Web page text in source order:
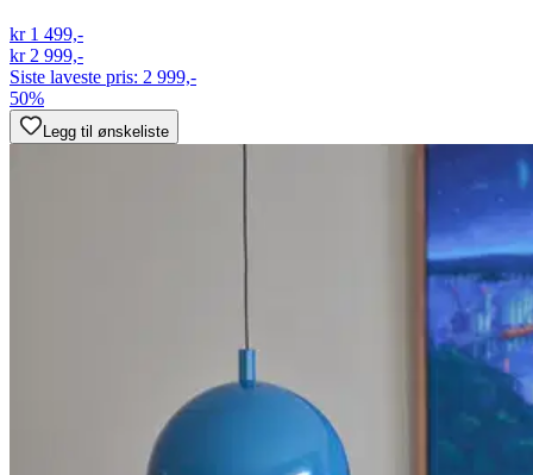
kr 1 499,-
kr 2 999,-
Siste laveste pris: 2 999,-
50%
Legg til ønskeliste